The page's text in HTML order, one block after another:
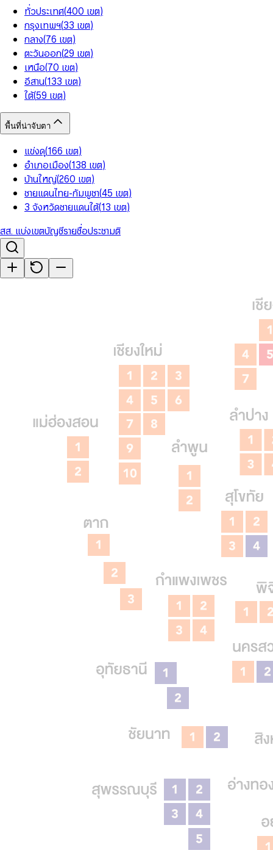
ทั่วประเทศ(400 เขต)
กรุงเทพฯ(33 เขต)
กลาง(76 เขต)
ตะวันออก(29 เขต)
เหนือ(70 เขต)
อีสาน(133 เขต)
ใต้(59 เขต)
พื้นที่น่าจับตา
แข่งดุ(166 เขต)
อำเภอเมือง(138 เขต)
บ้านใหญ่(260 เขต)
ชายแดนไทย-กัมพูชา(45 เขต)
3 จังหวัดชายแดนใต้(13 เขต)
สส. แบ่งเขตบัญชีรายชื่อประชามติ